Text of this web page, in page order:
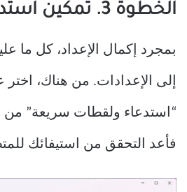
الخطوة 3. تمكين استدعاء Microsoft
بمجرد إكمال الإعداد، كل ما
إلى الإعدادات. من هناك، اختر
“استدعاء ولقطات سريعة” من
فأعد التحقق من استيفائك